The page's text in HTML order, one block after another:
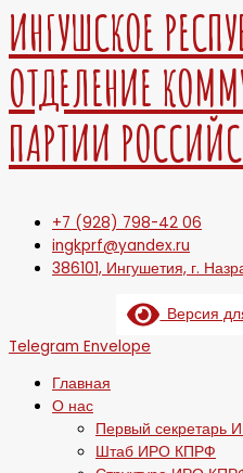
ИНГУШСКОЕ
ОТДЕЛЕНИЕ
ПАРТИИ
+7 (928) 798-42 06
ingkprf@yandex.ru
386101, Ингушетия, г.
Версия
Telegram Envelope
Главная
О нас
Первый секретарь
Штаб ИРО КПРФ